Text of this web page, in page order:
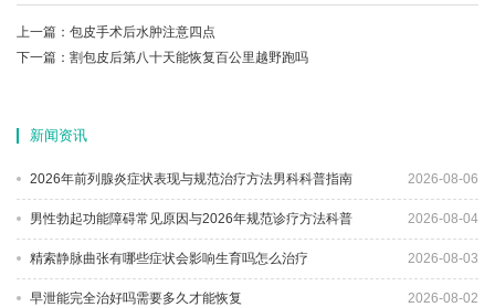
上一篇： 包皮手术后水肿注意四点
下一篇： 割包皮后第八十天能恢复百公里越野跑吗
新闻资讯
2026年前列腺炎症状表现与规范治疗方法男科科普指南 2026-08-06
男性勃起功能障碍常见原因与2026年规范诊疗方法科普 2026-08-04
精索静脉曲张有哪些症状会影响生育吗怎么治疗 2026-08-03
早泄能完全治好吗需要多久才能恢复 2026-08-02